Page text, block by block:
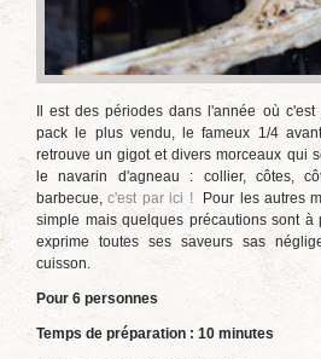
Il est des périodes dans l'année où
pack le plus vendu, le fameux 1/4
retrouve un gigot et divers morceaux qui
le navarin d'agneau : collier, côtes,
barbecue,c'est par ici !Pour les autres
simple mais quelques précautions sont
exprime toutes ses saveurs sas
cuisson.
Pour 6 personnes
Temps de préparation : 10 minutes